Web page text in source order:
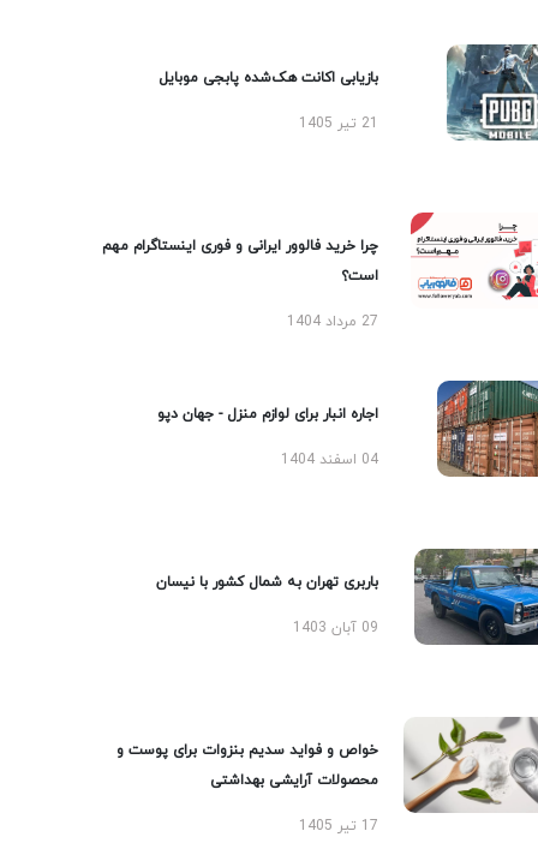
بازیابی اکانت هک‌شده پابجی موبایل
چرا خرید فالوور ایرانی و فوری اینستاگرام مهم
است؟
27 مرداد 1404
اجاره انبار برای لوازم منزل - جهان دپو
04 اسفند 1404
باربری تهران به شمال کشور با نیسان
09 آبان 1403
خواص و فواید سدیم بنزوات برای پوست و
محصولات آرایشی بهداشتی
17 تیر 1405